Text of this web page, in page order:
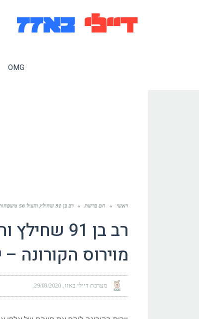
OMG
ראשי » חם ברשת » רב בן 91 שחילץ והציל 56 משפחות בשואה נפטר מוירוס הקורונה – יהי זכרו ברוך
מוירוס הקורונה –
מערכת דיילי באזז 29/03/2020